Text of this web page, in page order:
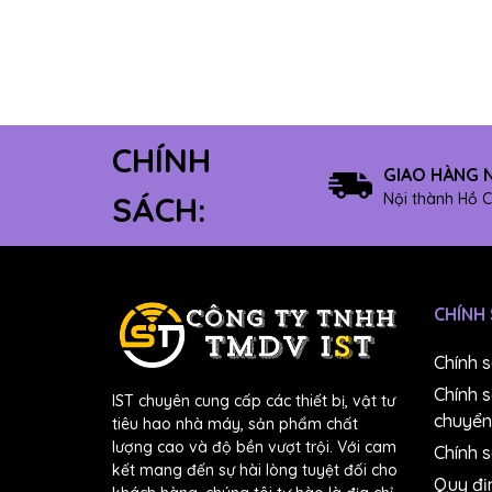
8" Không keo
Máy mài dây
#4000
#5000
#7000
#8000
Dung dịch chuẩn pH
Máy đúc
Bút đo NO3-
CHÍNH
SÁCH:
GIAO HÀNG
Nội thành Hồ
IST chuyên cung cấp các thiết bị, vật tư
tiêu hao nhà máy, sản phẩm chất
lượng cao và độ bền vượt trội. Với cam
kết mang đến sự hài lòng tuyệt đối cho
CHÍNH
Chính
Chính
chuyển
Chính
Quy